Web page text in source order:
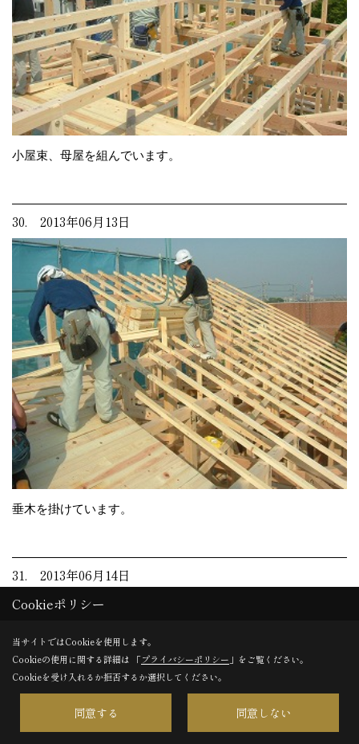
小屋束、母屋を組んでいます。
30. 2013年06月13日
垂木を掛けています。
31. 2013年06月14日
Cookieポリシー
当サイトではCookieを使用します。
Cookieの使用に関する詳細は 「プライバシーポリシー 」をご覧ください。
Cookieを受け入れるか拒否するか選択してください。
同意する 同意しない